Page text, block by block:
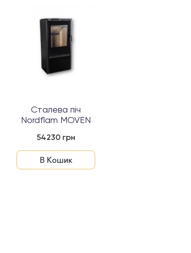
Сталева піч
Nordflam MOVEN
54230 грн
В Кошик